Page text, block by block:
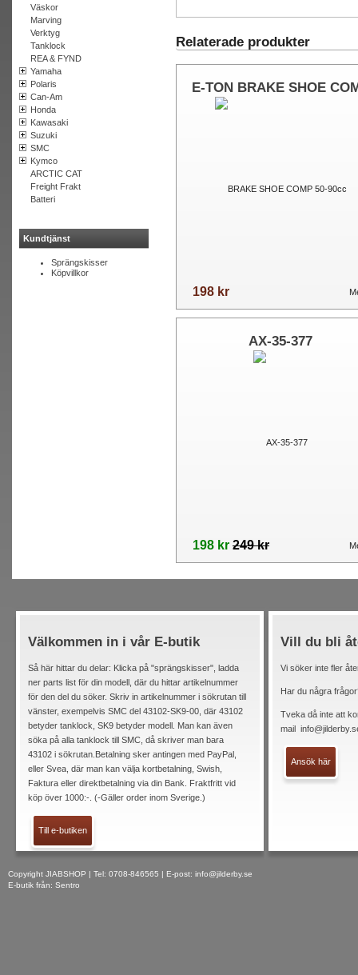
Väskor
Marving
Verktyg
Tanklock
REA & FYND
Yamaha
Polaris
Can-Am
Honda
Kawasaki
Suzuki
SMC
Kymco
ARCTIC CAT
Freight Frakt
Batteri
Kundtjänst
Sprängskisser
Köpvillkor
Relaterade produkter
E-TON BRAKE SHOE
198 kr
AX-35-377
198 kr 249 kr
Välkommen in i vår E-butik
Så här hittar du delar: Klicka på "sprängskisser", ladda
ner parts list för din modell, där du hittar artikelnummer
för den del du söker. Skriv in artikelnummer i sökrutan till
vänster, exempelvis SMC del 43102-SK9-00, där 43102
betyder tanklock, SK9 betyder modell. Man kan även
söka på alla tanklock till SMC, då skriver man bara
43102 i sökrutan.Betalning sker antingen med PayPal,
eller Svea, där man kan välja kortbetalning, Swish,
Faktura eller direktbetalning via din Bank. Fraktfritt vid
köp över 1000:-. (-Gäller order inom Sverige.)
Till e-butiken
Vill du bli
Vi söker inte fler
Har du några
Tveka då inte att
mail
Ansök här
Copyright JIABSHOP | Tel: 0708-846565 | E-post: info@jilderby.se
E-butik från: Sentro